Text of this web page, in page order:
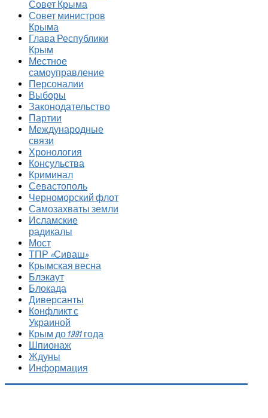
Совет Крыма
Совет министров
Крыма
Глава Республики
Крым
Местное
самоуправление
Персоналии
Выборы
Законодательство
Партии
Международные
связи
Хронология
Консульства
Криминал
Севастополь
Черноморский флот
Самозахваты земли
Исламские
радикалы
Мост
ТПР «Сиваш»
Крымская весна
Блэкаут
Блокада
Диверсанты
Конфликт с
Украиной
Крым до 1991 года
Шпионаж
Ждуны
Информация